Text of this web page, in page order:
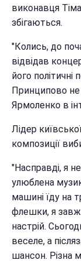
виконавця
збігаються.
"Колись, до
відвідав
його політичні
Принципово не
Ярмоленко в
Лідер
композиції
"Насправді, я
улюблена
машині їду на
флешки, я
настрій.
веселе, а
шансон. Різна